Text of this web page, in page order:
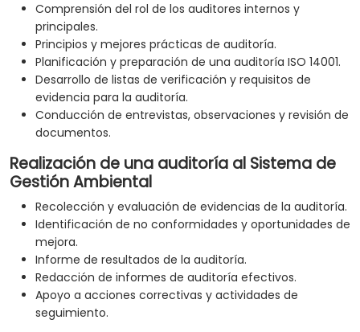
Comprensión del rol de los auditores internos y
principales.
Principios y mejores prácticas de auditoría.
Planificación y preparación de una auditoría ISO 14001.
Desarrollo de listas de verificación y requisitos de
evidencia para la auditoría.
Conducción de entrevistas, observaciones y revisión de
documentos.
Realización de una auditoría al Sistema de
Gestión Ambiental
Recolección y evaluación de evidencias de la auditoría.
Identificación de no conformidades y oportunidades de
mejora.
Informe de resultados de la auditoría.
Redacción de informes de auditoría efectivos.
Apoyo a acciones correctivas y actividades de
seguimiento.